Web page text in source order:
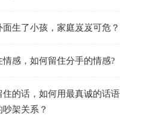
生了小孩，家庭岌岌可危？
感，如何留住分手的情感?
住的话，如何用最真诚的话语
架关系？